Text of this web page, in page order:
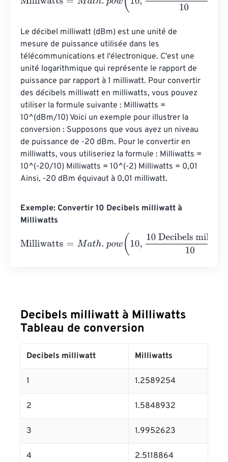
Le décibel milliwatt (dBm) est une unité de
mesure de puissance utilisée dans les
télécommunications et l'électronique. C'est une
unité logarithmique qui représente le rapport de
puissance par rapport à 1 milliwatt. Pour convertir
des décibels milliwatt en milliwatts, vous pouvez
utiliser la formule suivante : Milliwatts =
10^(dBm/10) Voici un exemple pour illustrer la
conversion : Supposons que vous ayez un niveau
de puissance de -20 dBm. Pour le convertir en
milliwatts, vous utiliseriez la formule : Milliwatts =
10^(-20/10) Milliwatts = 10^(-2) Milliwatts = 0,01
Ainsi, -20 dBm équivaut à 0,01 milliwatt.
Exemple: Convertir 10 Decibels milliwatt à
Milliwatts
Milliwatts
.p o (10 10 Decibels milliwatt10) =10
Decibels milliwatt à Milliwatts
Tableau de conversion
Decibels milliwatt Milliwatts
1 1.2589254
2 1.5848932
3 1.9952623
4 2.5118864